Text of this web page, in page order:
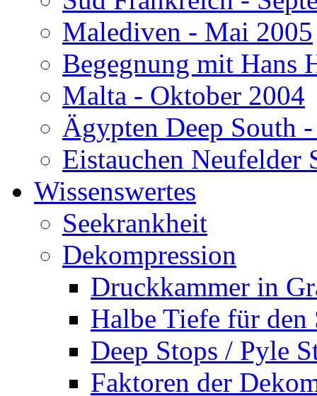
Malediven - Mai 2005
Begegnung mit Hans
Malta - Oktober 2004
Ägypten Deep South
Eistauchen Neufelder
Wissenswertes
Seekrankheit
Dekompression
Druckkammer in
Halbe Tiefe für den
Deep Stops / Pyle
Faktoren der